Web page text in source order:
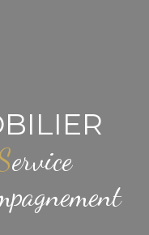
ervice